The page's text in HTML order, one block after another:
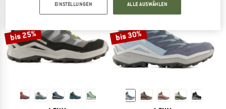
bis 25% bis 30%
EINSTELLUNGEN ALLE AUSWÄHLEN